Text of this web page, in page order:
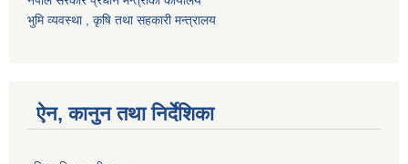
भुमि व्यवस्था , कृषि तथा सहकारी मन्त्रालय
ऐन, कानुन तथा निर्देशिका